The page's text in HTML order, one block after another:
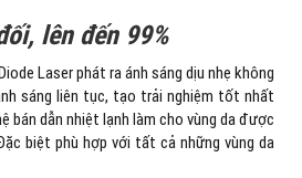
lên đến 99%
Laser phát ra ánh sáng dịu nhẹ không
sáng liên tục, tạo trải nghiệm tốt nhất
bán dẫn nhiệt lạnh làm cho vùng da được
biệt phù hợp với tất cả những vùng da